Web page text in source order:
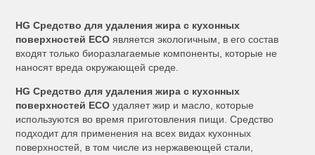
HG Средство для удаления жира с кухонных
поверхностей ECO является экологичным, в его состав
входят только биоразлагаемые компоненты, которые не
наносят вреда окружающей среде.
HG Средство для удаления жира с кухонных
поверхностей ECO удаляет жир и масло, которые
используются во время приготовления пищи. Средство
подходит для применения на всех видах кухонных
поверхностей, в том числе из нержавеющей стали,